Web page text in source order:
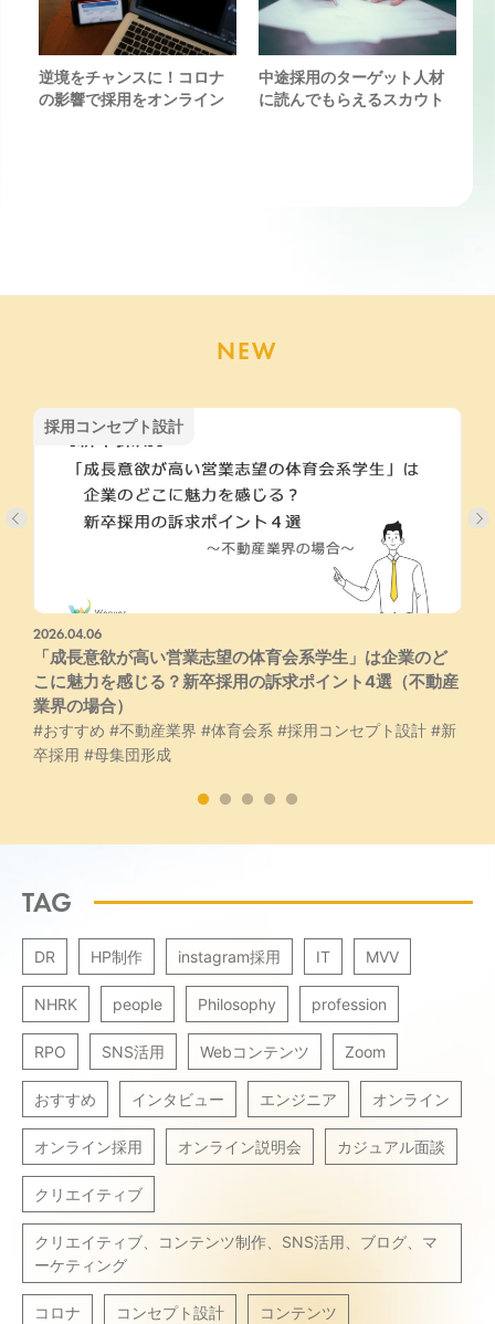
逆境をチャンスに！コロナ
の影響で採用をオンライン
中途採用のターゲット人材
に読んでもらえるスカウト
NEW
採用コンセプト設計
2026.04.06
「成長意欲が高い営業志望の体育会系学生」は企業のど
こに魅力を感じる？新卒採用の訴求ポイント4選（不動産
業界の場合）
#おすすめ #不動産業界 #体育会系 #採用コンセプト設計 #新
卒採用 #母集団形成
TAG
DR HP制作 instagram採用 IT MVV
NHRK people Philosophy profession
RPO SNS活用 Webコンテンツ Zoom
おすすめ インタビュー エンジニア オンライン
オンライン採用 オンライン説明会 カジュアル面談
クリエイティブ
クリエイティブ、コンテンツ制作、SNS活用、ブログ、マ
ーケティング
コロナ コンセプト設計 コンテンツ